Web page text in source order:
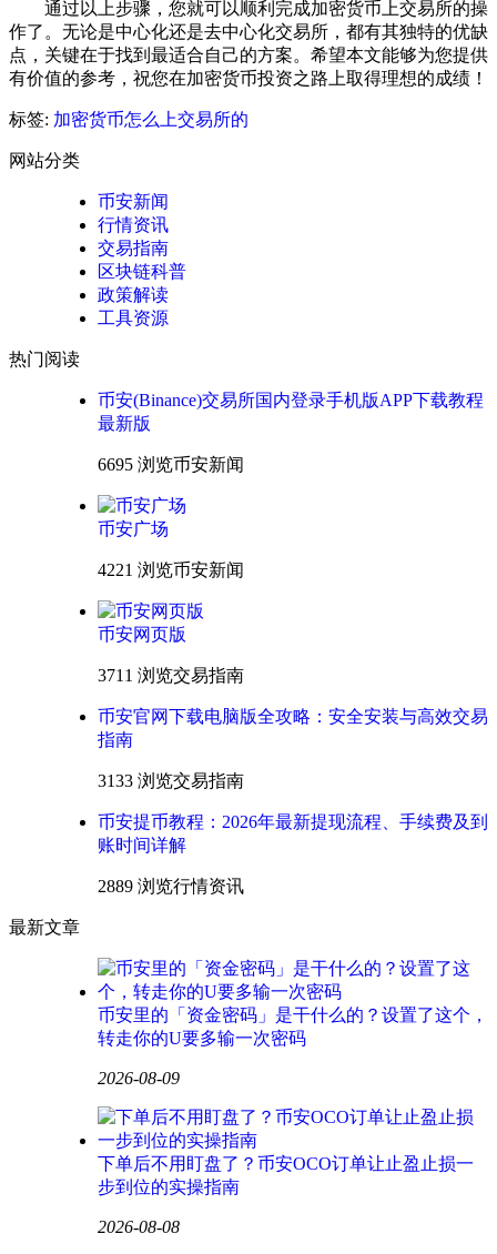
通过以上步骤，您就可以顺利完成加密货币上交易所的操
作了。无论是中心化还是去中心化交易所，都有其独特的优缺
点，关键在于找到最适合自己的方案。希望本文能够为您提供
有价值的参考，祝您在加密货币投资之路上取得理想的成绩！
标签: 加密货币怎么上交易所的
网站分类
币安新闻
行情资讯
交易指南
区块链科普
政策解读
工具资源
热门阅读
币安(Binance)交易所国内登录手机版APP下载教程
最新版
6695 浏览币安新闻
币安广场
4221 浏览币安新闻
币安网页版
3711 浏览交易指南
币安官网下载电脑版全攻略：安全安装与高效交易
指南
3133 浏览交易指南
币安提币教程：2026年最新提现流程、手续费及到
账时间详解
2889 浏览行情资讯
最新文章
币安里的「资金密码」是干什么的？设置了这个，
转走你的U要多输一次密码
2026-08-09
下单后不用盯盘了？币安OCO订单让止盈止损一
步到位的实操指南
2026-08-08